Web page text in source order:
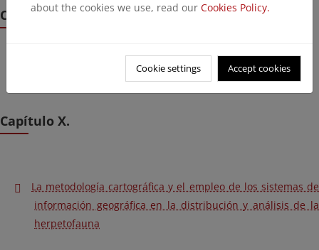
Capítulo IX.
Las especies introducidas de anfibios y reptiles
Capítulo X.
La metodología cartográfica y el empleo de los sistemas de
información geográfica en la distribución y análisis de la
herpetofauna
about the cookies we use, read our Cookies Policy.
Cookie settings Accept cookies